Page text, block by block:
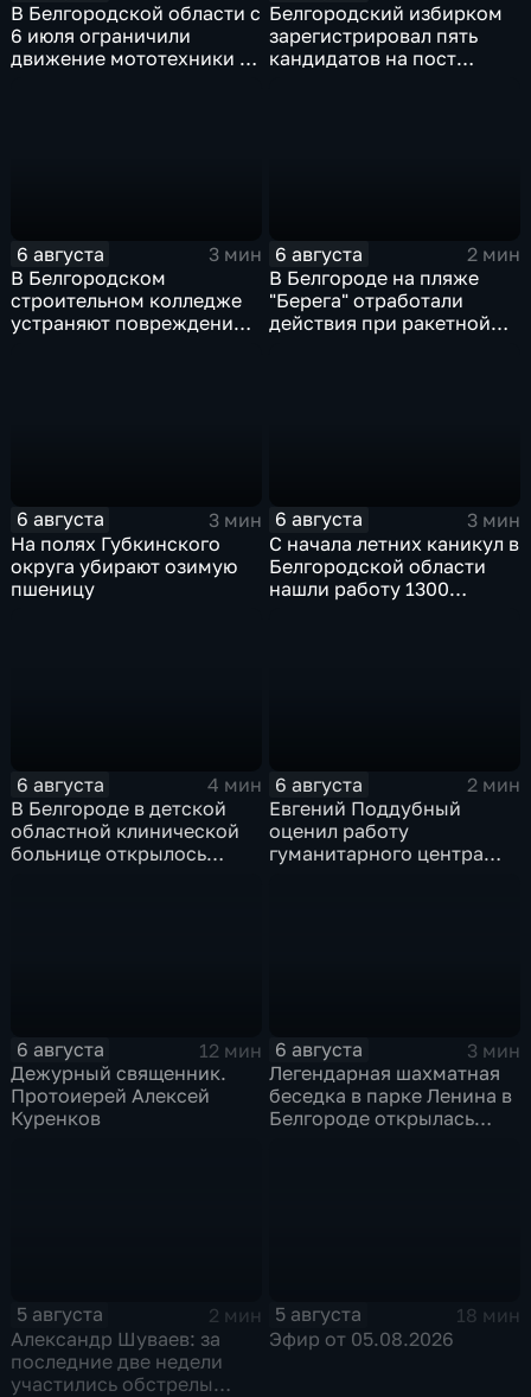
В Белгородской области с
6 июля ограничили
движение мототехники в
Белгородский избирком
зарегистрировал пять
кандидатов на пост
6 августа
3 мин
В Белгородском
строительном колледже
устраняют повреждения
6 августа
2 мин
В Белгороде на пляже
"Берега" отработали
действия при ракетной
6 августа
3 мин
На полях Губкинского
округа убирают озимую
пшеницу
6 августа
3 мин
С начала летних каникул в
Белгородской области
нашли работу 1300
6 августа
4 мин
В Белгороде в детской
областной клинической
больнице открылось
6 августа
2 мин
Евгений Поддубный
оценил работу
гуманитарного центра
6 августа
12 мин
Дежурный священник.
Протоиерей Алексей
Куренков
6 августа
3 мин
Легендарная шахматная
беседка в парке Ленина в
Белгороде открылась
5 августа
2 мин
Александр Шуваев: за
последние две недели
участились обстрелы
5 августа
18 мин
Эфир от 05.08.2026